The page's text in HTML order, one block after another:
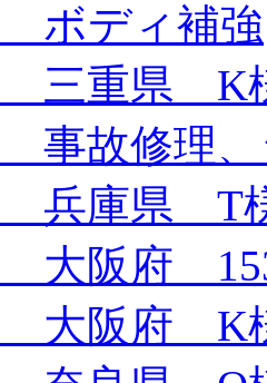
ボディ補強
三重県 K
事故修理
兵庫県 T
大阪府
大阪府 K